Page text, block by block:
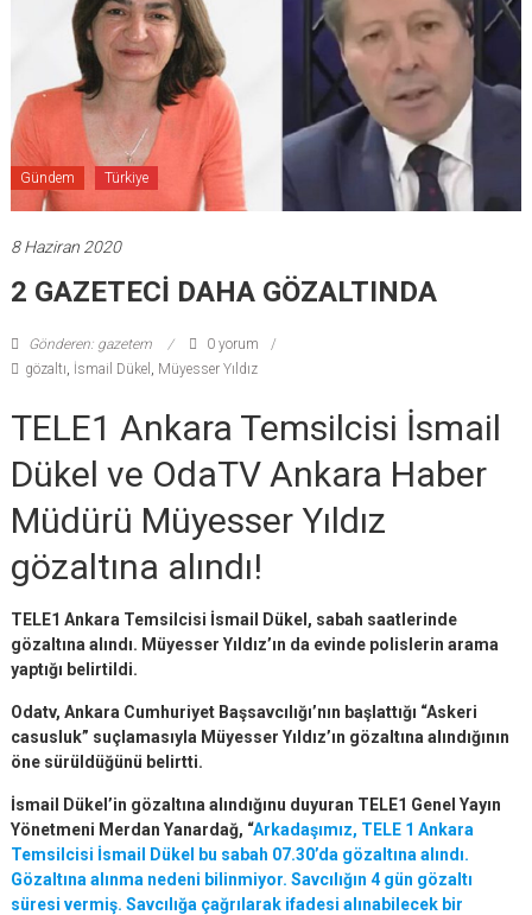
Gündem Türkiye
8 Haziran 2020
2 GAZETECİ DAHA GÖZALTINDA
Gönderen: gazetem
0 yorum
gözaltı, İsmail Dükel , Müyesser Yıldız
TELE1 Ankara Temsilcisi İsmail
Dükel ve OdaTV Ankara Haber
Müdürü Müyesser Yıldız
gözaltına alındı!
TELE1 Ankara Temsilcisi İsmail Dükel, sabah saatlerinde
gözaltına alındı. Müyesser Yıldız’ın da evinde polislerin arama
yaptığı belirtildi.
Odatv, Ankara Cumhuriyet Başsavcılığı’nın başlattığı “Askeri
casusluk” suçlamasıyla Müyesser Yıldız’ın gözaltına alındığının
öne sürüldüğünü belirtti.
İsmail Dükel’in gözaltına alındığınu duyuran TELE1 Genel Yayın
Yönetmeni Merdan Yanardağ, “Arkadaşımız, TELE 1 Ankara
Temsilcisi İsmail Dükel bu sabah 07.30’da gözaltına alındı.
Gözaltına alınma nedeni bilinmiyor. Savcılığın 4 gün gözaltı
süresi vermiş. Savcılığa çağrılarak ifadesi alınabilecek bir